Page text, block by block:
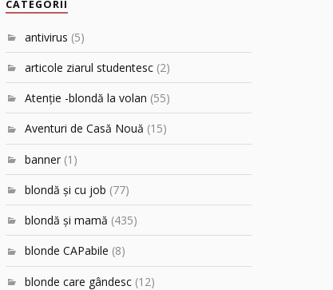
CATEGORII
antivirus (5)
articole ziarul studentesc (2)
Atenţie -blondă la volan (55)
Aventuri de Casă Nouă (15)
banner (1)
blondă şi cu job (77)
blondă şi mamă (435)
blonde CAPabile (8)
blonde care gândesc (12)